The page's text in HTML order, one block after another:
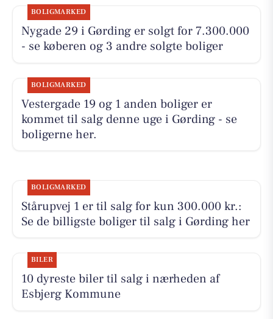
BOLIGMARKED
Nygade 29 i Gørding er solgt for 7.300.000
- se køberen og 3 andre solgte boliger
BOLIGMARKED
Vestergade 19 og 1 anden boliger er
kommet til salg denne uge i Gørding - se
boligerne her.
BOLIGMARKED
Stårupvej 1 er til salg for kun 300.000 kr.:
Se de billigste boliger til salg i Gørding her
BILER
10 dyreste biler til salg i nærheden af
Esbjerg Kommune